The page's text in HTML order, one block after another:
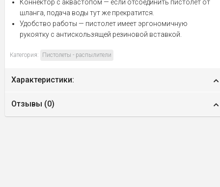
Коннектор с аквастопом — если отсоединить пистолет от
шланга, подача воды тут же прекратится.
Удобство работы — пистолет имеет эргономичную
рукоятку с антискользящей резиновой вставкой.
Категория: Пистолеты - распылители
Характеристики:
Отзывы (0)